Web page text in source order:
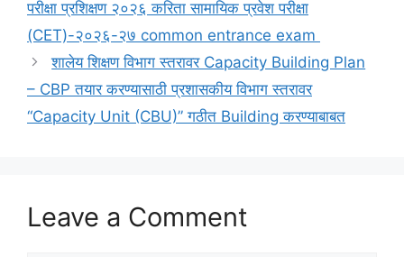
परीक्षा प्रशिक्षण २०२६ करिता सामायिक प्रवेश परीक्षा
(CET)-२०२६-२७ common entrance exam
शालेय शिक्षण विभाग स्तरावर Capacity Building Plan
– CBP तयार करण्यासाठी प्रशासकीय विभाग स्तरावर
“Capacity Unit (CBU)” गठीत Building करण्याबाबत
Leave a Comment